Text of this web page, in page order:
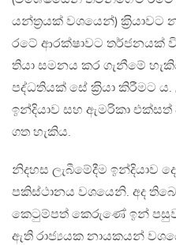
යන්ත‍්‍රයක් වශයෙන්)
රටේ ආරක්ෂාවට තර්ජනයක්
තියා සමනය කර ගැනීමේ
පද්ධතියක් සේ ක‍්‍රියා කිරීමට
ඉන්දියාව සහ ඇමරිකා
ගත හැකිය.
නිදහස ලැබීමේදීම ඉන්දියාව
පකිස්ථානය වශයෙනි. අද
කෙටුම්පත් කෙරුණේ ඉන් පසුව
ඇති රාජ්‍යයක නායකයන්